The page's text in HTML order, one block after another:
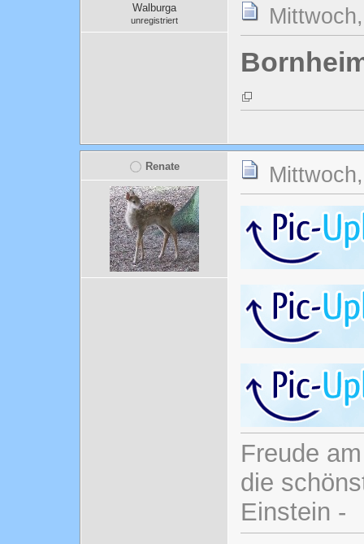
Walburga
unregistriert
Renate
Freude
die
Einstein -